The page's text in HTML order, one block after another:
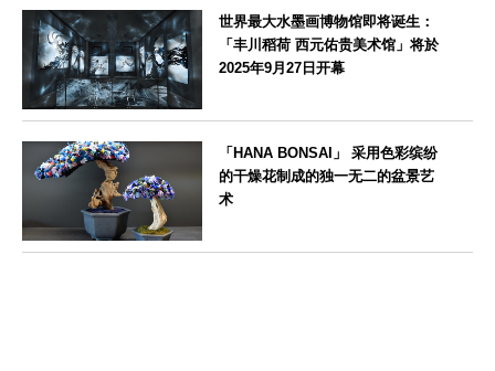
世界最大水墨画博物馆即将诞生：
「丰川稻荷 西元佑贵美术馆」将於
2025年9月27日开幕
「HANA BONSAI」 采用色彩缤纷
的干燥花制成的独一无二的盆景艺
术